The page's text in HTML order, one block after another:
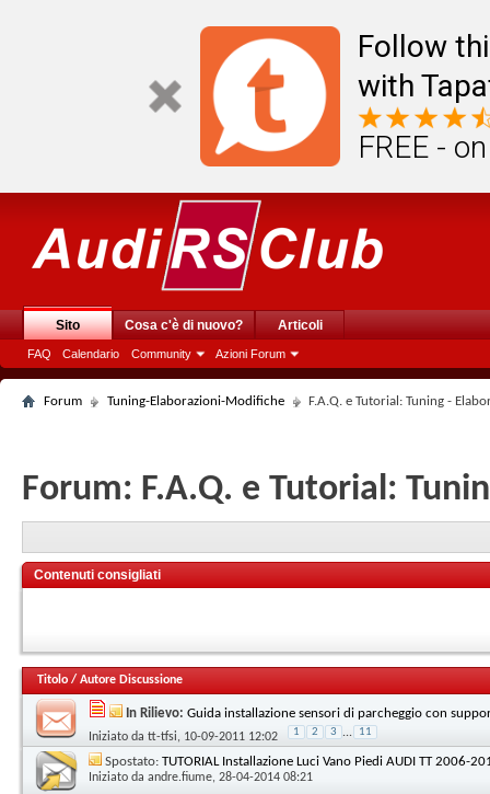
Follow
with
FREE -
Sito
FAQ Calendario Community Azioni Forum
Cosa c'è di nuovo? Articoli
Forum Tuning-Elaborazioni-Modifiche F.A.Q. e Tutorial: Tuning -
Forum: F.A.Q. e Tutorial:
Contenuti consigliati
Titolo / Autore Discussione
In Rilievo: Guida installazione sensori di parcheggio con
Iniziato da tt-tfsi, 10-09-2011 12:02 1 2 3 ... 11
Spostato: TUTORIAL Installazione Luci Vano Piedi AUDI TT 2006-
Iniziato da andre.fiume, 28-04-2014 08:21